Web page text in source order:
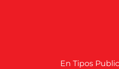
En Tipos